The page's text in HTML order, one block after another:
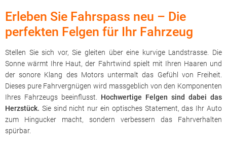
Erleben Sie Fahrspass neu – Die
perfekten Felgen für Ihr Fahrzeug
Stellen Sie sich vor, Sie gleiten über eine kurvige Landstrasse. Die
Sonne wärmt Ihre Haut, der Fahrtwind spielt mit Ihren Haaren und
der sonore Klang des Motors untermalt das Gefühl von Freiheit.
Dieses pure Fahrvergnügen wird massgeblich von den Komponenten
Ihres Fahrzeugs beeinflusst. Hochwertige Felgen sind dabei das
Herzstück. Sie sind nicht nur ein optisches Statement, das Ihr Auto
zum Hingucker macht, sondern verbessern das Fahrverhalten
spürbar.